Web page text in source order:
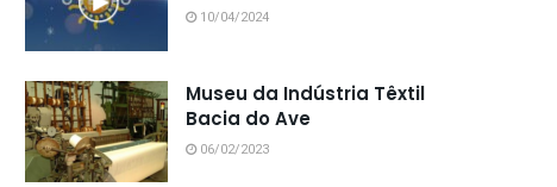
10/04/2024
Museu da Indústria Têxtil
Bacia do Ave
06/02/2023